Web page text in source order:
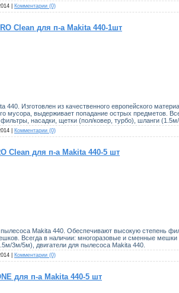
Комментарии (0)
Clean для п-а Makita 440-1шт
Изготовлен из качественного европейского
мусора, выдерживает попадание острых предметов.
насадки, щетки (пол/ковер, турбо), шланги
Комментарии (0)
Clean для п-а Makita 440-5 шт
Makita 440. Обеспечивают высокую степень
Всегда в наличии: многоразовые и сменные
3м/5м), двигатели для пылесоса Makita 440.
Комментарии (0)
для п-а Makita 440-5 шт